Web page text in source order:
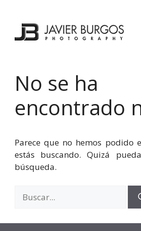
contenido
No se ha
encontrado
Parece que no hemos podido
estás buscando. Quizá
búsqueda.